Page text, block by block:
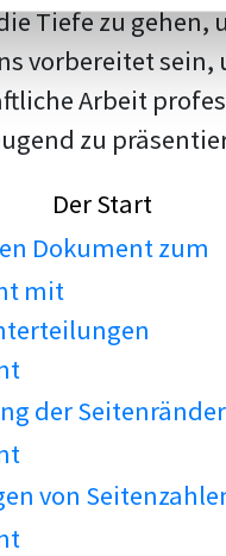
Tiefe zu gehen,
vorbereitet sein,
Arbeit
zu
Der Start
Dokument zum
mit
der Seitenränder
von